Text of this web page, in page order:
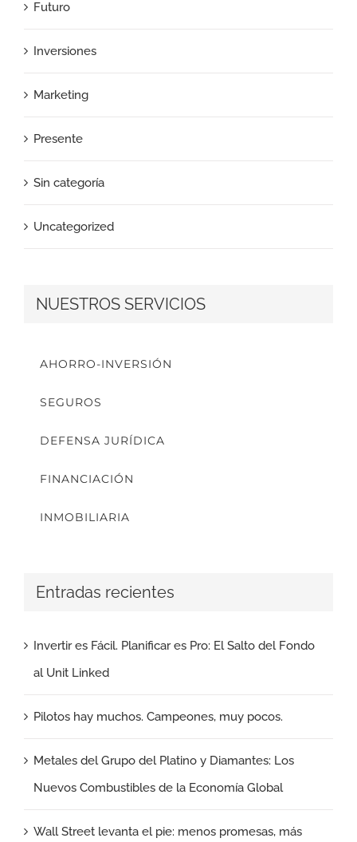
Futuro
Inversiones
Marketing
Presente
Sin categoría
Uncategorized
NUESTROS SERVICIOS
AHORRO-INVERSIÓN
SEGUROS
DEFENSA JURÍDICA
FINANCIACIÓN
INMOBILIARIA
Entradas recientes
Invertir es Fácil. Planificar es Pro: El Salto del Fondo
al Unit Linked
Pilotos hay muchos. Campeones, muy pocos.
Metales del Grupo del Platino y Diamantes: Los
Nuevos Combustibles de la Economía Global
Wall Street levanta el pie: menos promesas, más